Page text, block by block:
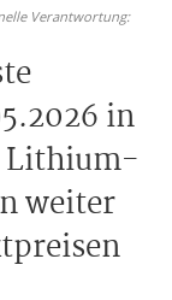
Verantwortung:
in
Lithium-
weiter